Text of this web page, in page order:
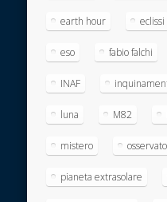
earth hour eclissi
eso fabio falchi
INAF
luna M82
mistero
pianeta extrasolare